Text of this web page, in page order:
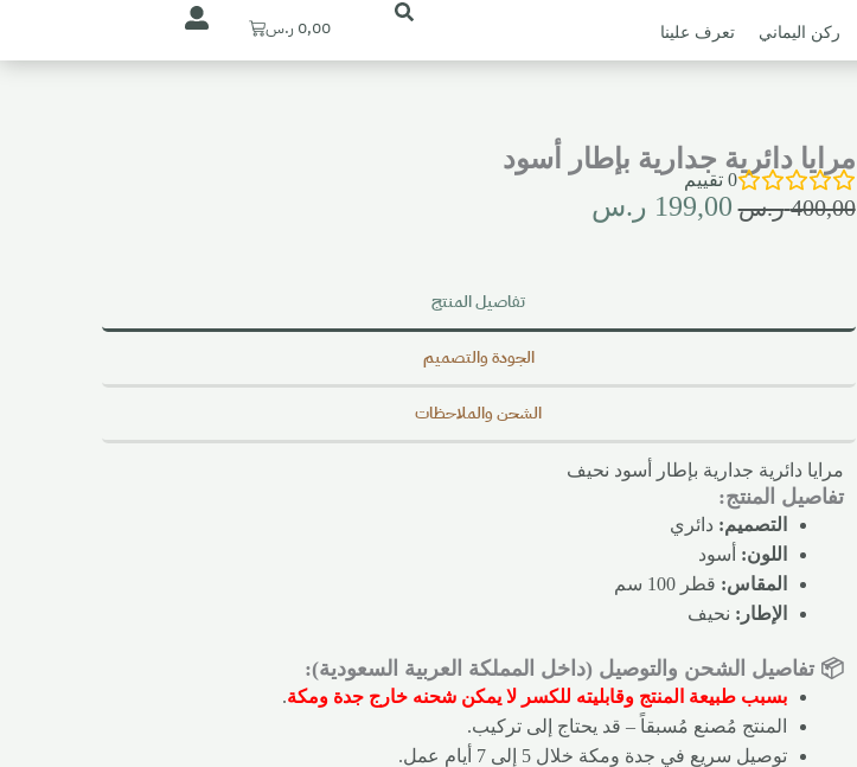
ركن اليماني تعرف علينا 0,00 ر.سCart
مرايا دائرية جدارية بإطار أسود
0 تقييم
400,00 ر.س 199,00 ر.س
تفاصيل المنتج
الجودة والتصميم
الشحن والملاحظات
مرايا دائرية جدارية بإطار أسود نحيف
تفاصيل المنتج:
التصميم: دائري
اللون: أسود
المقاس: قطر 100 سم
الإطار: نحيف
📦 تفاصيل الشحن والتوصيل (داخل المملكة العربية السعودية):
بسبب طبيعة المنتج وقابليته للكسر لا يمكن شحنه خارج جدة ومكة.
المنتج مُصنع مُسبقاً – قد يحتاج إلى تركيب.
توصيل سريع في جدة ومكة خلال 5 إلى 7 أيام عمل.